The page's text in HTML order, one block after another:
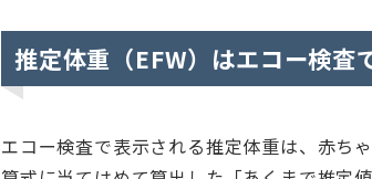
推定体重（EFW）はエコー検査
エコー検査で表示される推定体重は、赤ち